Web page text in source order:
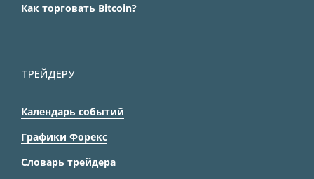
Как торговать Bitcoin?
ТРЕЙДЕРУ
Календарь событий
Графики Форекс
Словарь трейдера